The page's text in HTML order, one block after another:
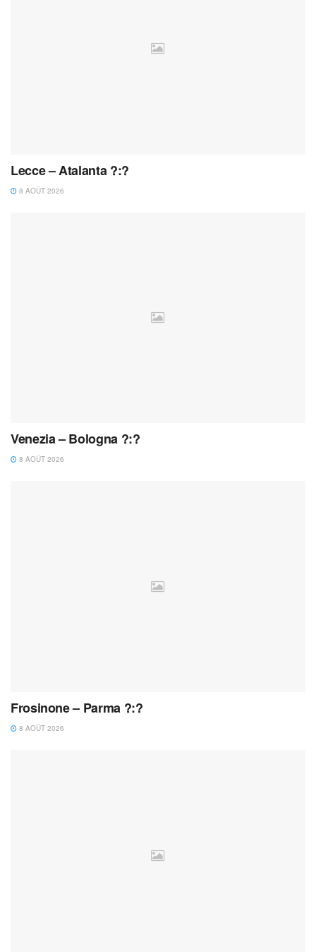
Lecce – Atalanta ?:?
8 AOÛT 2026
Venezia – Bologna ?:?
8 AOÛT 2026
Frosinone – Parma ?:?
8 AOÛT 2026